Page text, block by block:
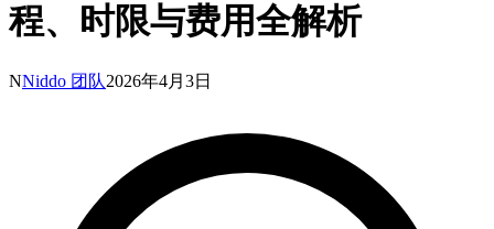
程、时限与费用全解析
NNiddo 团队2026年4月3日